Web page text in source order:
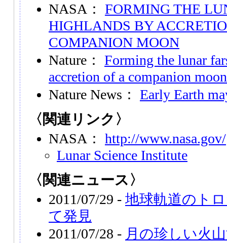
NASA： FORMING THE
HIGHLANDS BY
COMPANION MOON
Nature： Forming the lunar
accretion of a companion moon
Nature News： Early Earth
〈関連リンク〉
NASA： http://www.nasa.gov/
Lunar Science Institute
〈関連ニュース〉
2011/07/29 - 地球軌道のト
て発見
2011/07/28 - 月の珍しい火